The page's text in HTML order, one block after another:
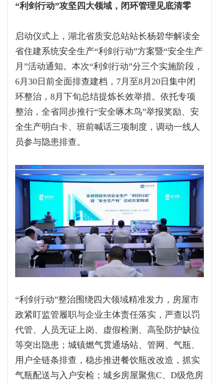
“利剑行动”攻坚四大领域，闭环管理见底清零
启动仪式上，湖北省质安总站站长杨碧华解读全
省住建系统安全生产“利剑行动”方案暨“安全生产
月”活动通知。本次“利剑行动”分三个实施阶段，
6月30日前全面排查建档，7月至8月20日集中闭
环整治，8月下旬总结提炼长效举措。依托专项
整治，全省同步推行“安全啄木鸟”举报奖励、安
全生产明白卡、班前喊话三项制度，调动一线人
员参与隐患排查。
“利剑行动”整治围绕四大领域精准发力，房屋市
政紧盯监管履职与企业主体责任落实，严查以罚
代管、人员无证上岗、虚假检测、高坠防护缺位
等突出隐患；城镇燃气贯通场站、管网、气瓶、
用户全链条排查，稳步推进餐饮瓶改改造，抓实
气瓶配送与入户安检；城乡房屋聚焦C、D级危房